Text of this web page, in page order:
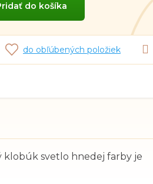
do košíka
do obľúbených položiek
klobúk svetlo hnedej farby je